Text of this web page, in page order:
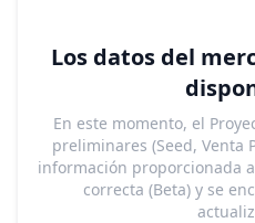
Los datos del
En este momento, el
preliminares (Seed, Venta
información proporcionada
correcta (Beta) y se